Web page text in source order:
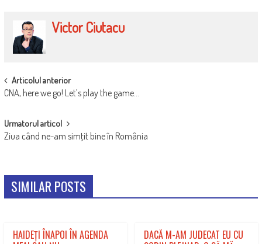
Victor Ciutacu
POST
NAVIGATION
Articolul anterior
CNA, here we go! Let’s play the game…
Urmatorul articol
Ziua când ne-am simţit bine în România
SIMILAR POSTS
HAIDEȚI ÎNAPOI ÎN AGENDA
DACĂ M-AM JUDECAT EU CU